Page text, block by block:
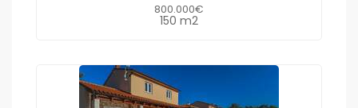
800.000€
150 m2